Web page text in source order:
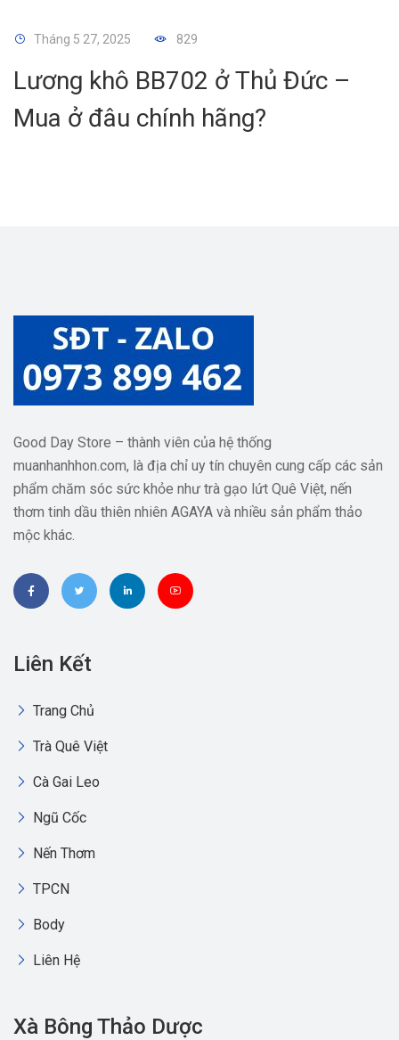
Tháng 5 27, 2025 829
Lương khô BB702 ở Thủ Đức –
Mua ở đâu chính hãng?
Good Day Store – thành viên của hệ thống
muanhanhhon.com, là địa chỉ uy tín chuyên cung cấp các sản
phẩm chăm sóc sức khỏe như trà gạo lứt Quê Việt, nến
thơm tinh dầu thiên nhiên AGAYA và nhiều sản phẩm thảo
mộc khác.
Liên Kết
Trang Chủ
Trà Quê Việt
Cà Gai Leo
Ngũ Cốc
Nến Thơm
TPCN
Body
Liên Hệ
Xà Bông Thảo Dược